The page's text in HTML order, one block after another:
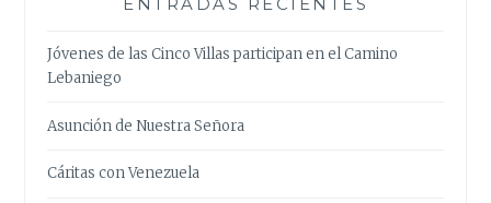
Jóvenes de las Cinco Villas participan en el Camino
Lebaniego
Asunción de Nuestra Señora
Cáritas con Venezuela